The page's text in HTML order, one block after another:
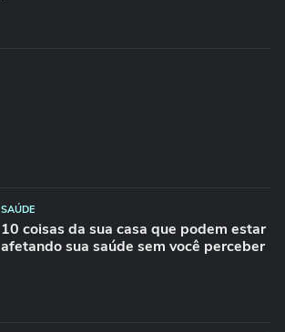
SAÚDE
10 coisas da sua casa que podem estar
afetando sua saúde sem você perceber